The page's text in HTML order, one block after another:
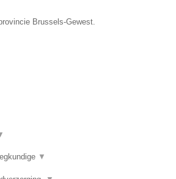
Brussels-Gewest.
▼